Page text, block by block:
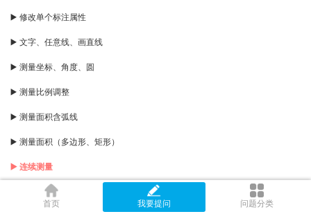
▶️ 修改单个标注属性
▶️ 文字、任意线、画直线
▶️ 测量坐标、角度、圆
▶️ 测量比例调整
▶️ 测量面积含弧线
▶️ 测量面积（多边形、矩形）
▶️ 连续测量
▶️ 点到直线距离
首页 我要提问 问题分类